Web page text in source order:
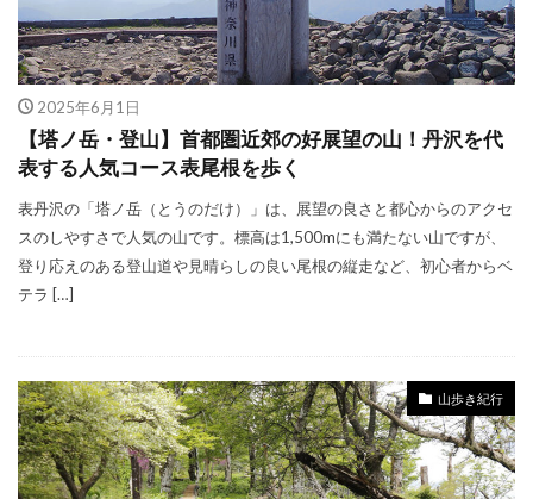
2025年6月1日
【塔ノ岳・登山】首都圏近郊の好展望の山！丹沢を代
表する人気コース表尾根を歩く
表丹沢の「塔ノ岳（とうのだけ）」は、展望の良さと都心からのアクセ
スのしやすさで人気の山です。標高は1,500mにも満たない山ですが、
登り応えのある登山道や見晴らしの良い尾根の縦走など、初心者からベ
テラ […]
山歩き紀行